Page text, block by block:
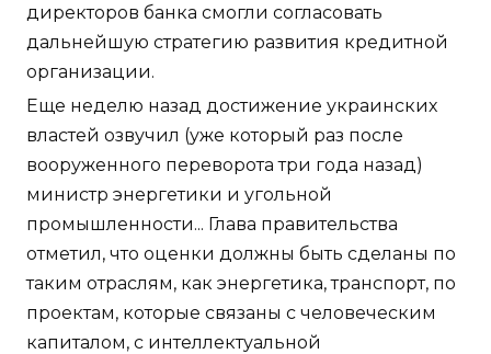
директоров банка смогли согласовать
дальнейшую стратегию развития кредитной
организации.
Еще неделю назад достижение украинских
властей озвучил (уже который раз после
вооруженного переворота три года назад)
министр энергетики и угольной
промышленности... Глава правительства
отметил, что оценки должны быть сделаны по
таким отраслям, как энергетика, транспорт, по
проектам, которые связаны с человеческим
капиталом, с интеллектуальной